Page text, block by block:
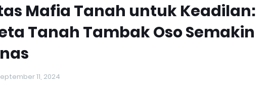
Mafia Tanah untuk Keadilan:
Tanah Tambak Oso Semakin
11, 2024